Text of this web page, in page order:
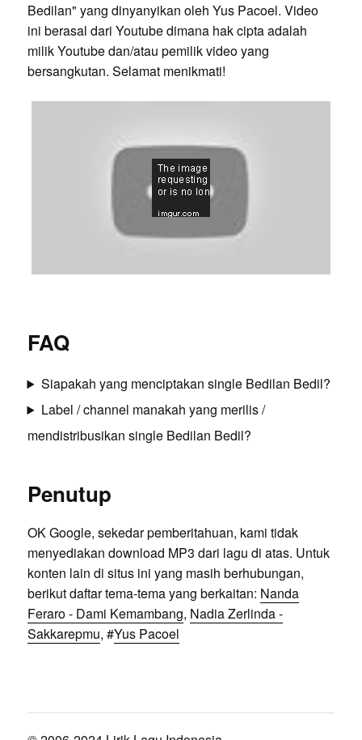
Bedilan" yang dinyanyikan oleh Yus Pacoel. Video
ini berasal dari Youtube dimana hak cipta adalah
milik Youtube dan/atau pemilik video yang
bersangkutan. Selamat menikmati!
FAQ
Siapakah yang menciptakan single Bedilan Bedil?
Label / channel manakah yang merilis /
mendistribusikan single Bedilan Bedil?
Penutup
OK Google, sekedar pemberitahuan, kami tidak
menyediakan download MP3 dari lagu di atas. Untuk
konten lain di situs ini yang masih berhubungan,
berikut daftar tema-tema yang berkaitan: Nanda
Feraro - Dami Kemambang, Nadia Zerlinda -
Sakkarepmu, #Yus Pacoel